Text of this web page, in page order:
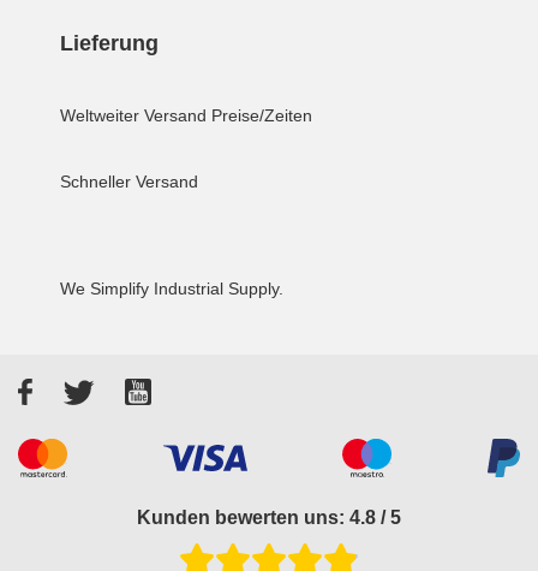
Lieferung
Weltweiter Versand Preise/Zeiten
Schneller Versand
We Simplify Industrial Supply.
FacebookTwitterYouTube
Kunden bewerten uns: 4.8 / 5